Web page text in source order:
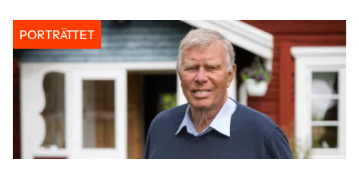
PORTRÄTTET